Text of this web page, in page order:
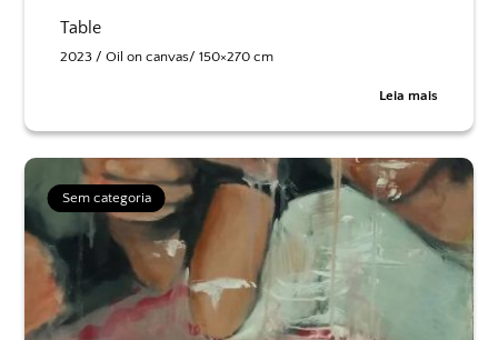
Table
2023 / Oil on canvas/ 150×270 cm
Leia mais
Sem categoria